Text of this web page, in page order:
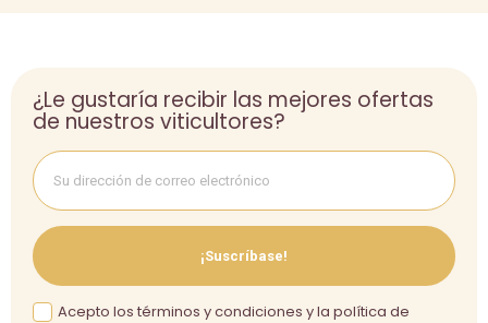
¿Le gustaría recibir las mejores ofertas
de nuestros viticultores?
¡Suscríbase!
Acepto los términos y condiciones y la política de